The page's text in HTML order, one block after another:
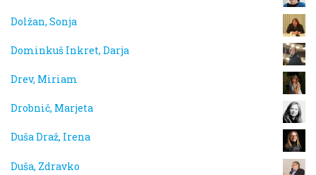
Dolžan, Sonja
Dominkuš Inkret, Darja
Drev, Miriam
Drobnič, Marjeta
Duša Draž, Irena
Duša, Zdravko